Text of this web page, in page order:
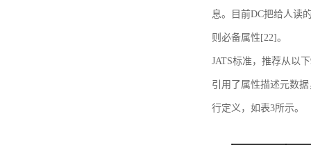
息。目前DC把给人读
则必备属性[22]。
JATS标准，推荐从以
引用了属性描述元数
行定义，如表3所示。